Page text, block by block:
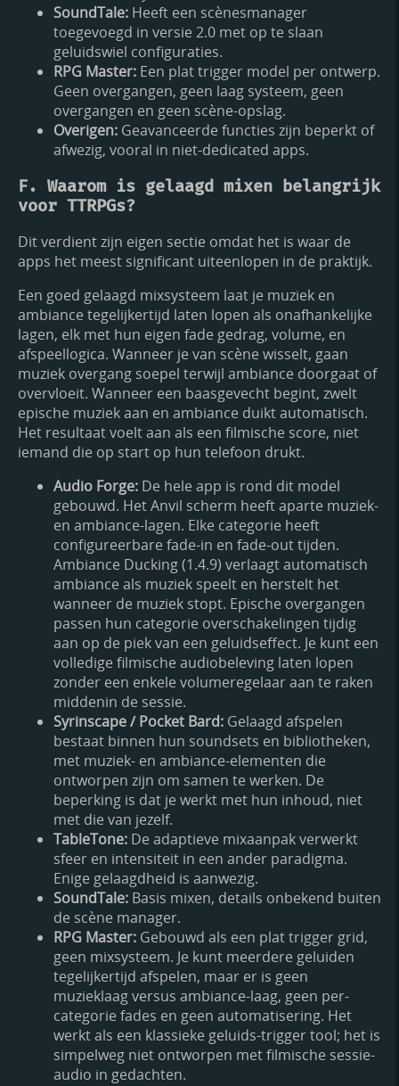
SoundTale: Heeft een scènesmanager
toegevoegd in versie 2.0 met op te slaan
geluidswiel configuraties.
RPG Master: Een plat trigger model per ontwerp.
Geen overgangen, geen laag systeem, geen
overgangen en geen scène-opslag.
Overigen: Geavanceerde functies zijn beperkt of
afwezig, vooral in niet-dedicated apps.
F. Waarom is gelaagd mixen belangrijk
voor TTRPGs?
Dit verdient zijn eigen sectie omdat het is waar de
apps het meest significant uiteenlopen in de praktijk.
Een goed gelaagd mixsysteem laat je muziek en
ambiance tegelijkertijd laten lopen als onafhankelijke
lagen, elk met hun eigen fade gedrag, volume, en
afspeellogica. Wanneer je van scène wisselt, gaan
muziek overgang soepel terwijl ambiance doorgaat of
overvloeit. Wanneer een baasgevecht begint, zwelt
epische muziek aan en ambiance duikt automatisch.
Het resultaat voelt aan als een filmische score, niet
iemand die op start op hun telefoon drukt.
Audio Forge: De hele app is rond dit model
gebouwd. Het Anvil scherm heeft aparte muziek-
en ambiance-lagen. Elke categorie heeft
configureerbare fade-in en fade-out tijden.
Ambiance Ducking (1.4.9) verlaagt automatisch
ambiance als muziek speelt en herstelt het
wanneer de muziek stopt. Epische overgangen
passen hun categorie overschakelingen tijdig
aan op de piek van een geluidseffect. Je kunt een
volledige filmische audiobeleving laten lopen
zonder een enkele volumeregelaar aan te raken
middenin de sessie.
Syrinscape / Pocket Bard: Gelaagd afspelen
bestaat binnen hun soundsets en bibliotheken,
met muziek- en ambiance-elementen die
ontworpen zijn om samen te werken. De
beperking is dat je werkt met hun inhoud, niet
met die van jezelf.
TableTone: De adaptieve mixaanpak verwerkt
sfeer en intensiteit in een ander paradigma.
Enige gelaagdheid is aanwezig.
SoundTale: Basis mixen, details onbekend buiten
de scène manager.
RPG Master: Gebouwd als een plat trigger grid,
geen mixsysteem. Je kunt meerdere geluiden
tegelijkertijd afspelen, maar er is geen
muzieklaag versus ambiance-laag, geen per-
categorie fades en geen automatisering. Het
werkt als een klassieke geluids-trigger tool; het is
simpelweg niet ontworpen met filmische sessie-
audio in gedachten.